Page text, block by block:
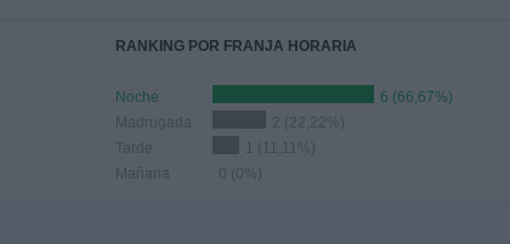
RANKING POR FRANJA HORARIA
Noche
6 (66,67%)
Madrugada
2 (22,22%)
Tarde
1 (11,11%)
Mañana
0 (0%)